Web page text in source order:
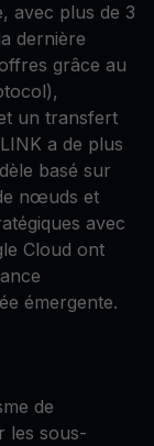
avec plus de 3
dernière
grâce au
un transfert
a de plus
basé sur
nœuds et
avec
Cloud ont
émergente.
de
les sous-